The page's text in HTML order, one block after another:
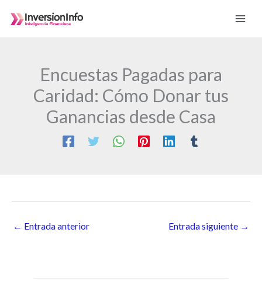
Encuestas Pagadas para
Caridad: Cómo Donar tus
Ganancias desde Casa
← Entrada anterior Entrada siguiente →